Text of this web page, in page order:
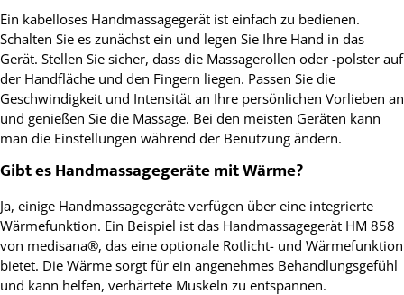
Ein kabelloses Handmassagegerät ist einfach zu bedienen.
Schalten Sie es zunächst ein und legen Sie Ihre Hand in das
Gerät. Stellen Sie sicher, dass die Massagerollen oder -polster auf
der Handfläche und den Fingern liegen. Passen Sie die
Geschwindigkeit und Intensität an Ihre persönlichen Vorlieben an
und genießen Sie die Massage. Bei den meisten Geräten kann
man die Einstellungen während der Benutzung ändern.
Gibt es Handmassagegeräte mit Wärme?
Ja, einige Handmassagegeräte verfügen über eine integrierte
Wärmefunktion. Ein Beispiel ist das Handmassagegerät HM 858
von medisana®, das eine optionale Rotlicht- und Wärmefunktion
bietet. Die Wärme sorgt für ein angenehmes Behandlungsgefühl
und kann helfen, verhärtete Muskeln zu entspannen.